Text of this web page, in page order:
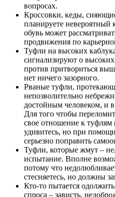
вопросах.
Кроссовки, кеды,
планируете невероятный
обувь может
продвижения по
Туфли на высоких
сигнализируют о
против притвориться
нет ничего зазорного.
Рваные туфли,
непозволительно
достойным человеком, и
Для того чтобы
свое отношение к
удивитесь, но при
серьезно поправить
Туфли, которые жмут –
испытание. Вполне
потому что
стесняетесь, но должны
Кто-то пытается
спроса – зависть,